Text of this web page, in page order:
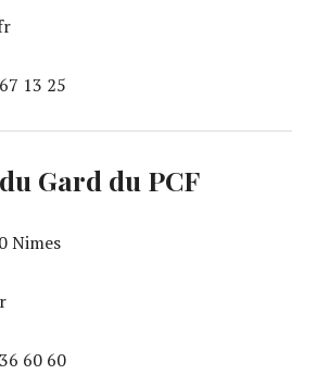
13 25‬
Gard du PCF
Nimes
60 60‬